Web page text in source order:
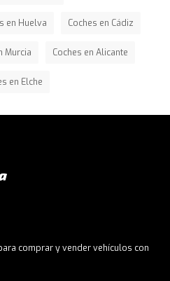
en Huelva Coches en Cádiz
Murcia Coches en Alicante
en Elche
comprar y vender vehículos con